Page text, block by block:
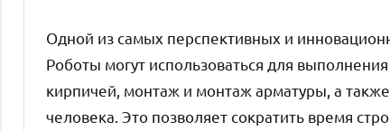
Одной из самых перспективных и
Роботы могут использоваться для
кирпичей, монтаж и монтаж арматуры, а
человека. Это позволяет сократить время